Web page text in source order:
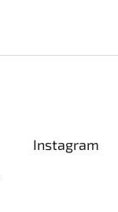
á
Instagram